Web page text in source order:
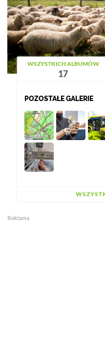
WSZYSTKICH ALBUMÓW
17
POZOSTAŁE GALERIE
Reklama